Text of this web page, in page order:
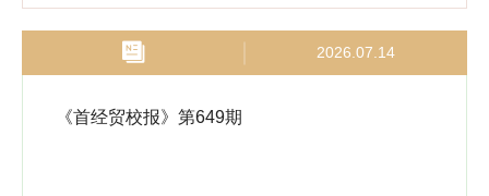
2026.07.14
《首经贸校报》第649期